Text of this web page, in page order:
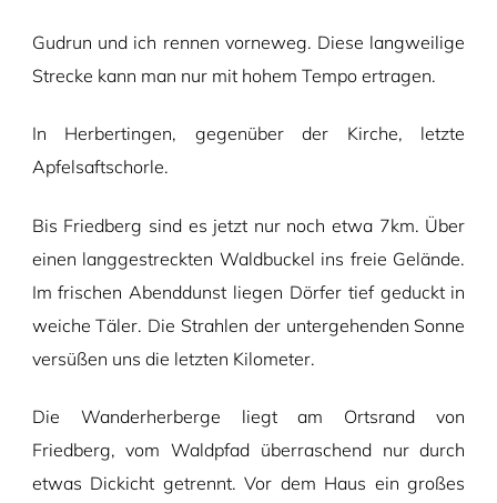
Gudrun und ich rennen vorneweg. Diese langweilige
Strecke kann man nur mit hohem Tempo ertragen.
In Herbertingen, gegenüber der Kirche, letzte
Apfelsaftschorle.
Bis Friedberg sind es jetzt nur noch etwa 7km. Über
einen langgestreckten Waldbuckel ins freie Gelände.
Im frischen Abenddunst liegen Dörfer tief geduckt in
weiche Täler. Die Strahlen der untergehenden Sonne
versüßen uns die letzten Kilometer.
Die Wanderherberge liegt am Ortsrand von
Friedberg, vom Waldpfad überraschend nur durch
etwas Dickicht getrennt. Vor dem Haus ein großes